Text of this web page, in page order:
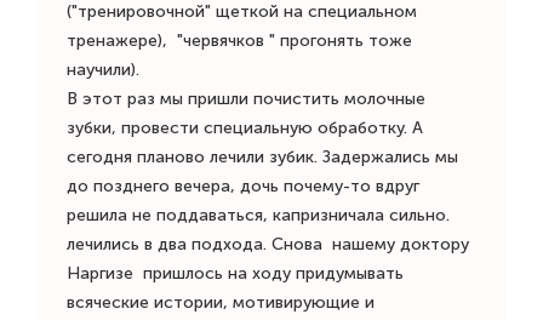
("тренировочной" щеткой на специальном
тренажере), "червячков " прогонять тоже
научили).
В этот раз мы пришли почистить молочные
зубки, провести специальную обработку. А
сегодня планово лечили зубик. Задержались мы
до позднего вечера, дочь почему-то вдруг
решила не поддаваться, капризничала сильно.
лечились в два подхода. Снова нашему доктору
Наргизе пришлось на ходу придумывать
всяческие истории, мотивирующие и